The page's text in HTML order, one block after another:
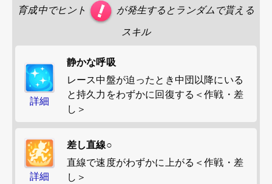
育成中でヒント
が発生するとランダムで貰える
スキル
詳細
静かな呼吸
レース中盤が迫ったとき中団以降にいる
と持久力をわずかに回復する＜作戦・差
し＞
詳細
差し直線○
直線で速度がわずかに上がる＜作戦・差
し＞